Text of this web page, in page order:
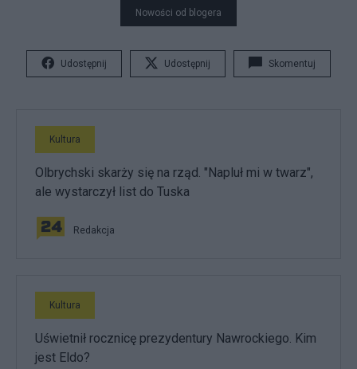
Nowości od blogera
Udostępnij Udostępnij Skomentuj
Kultura
Olbrychski skarży się na rząd. "Napluł mi w twarz",
ale wystarczył list do Tuska
Redakcja
Kultura
Uświetnił rocznicę prezydentury Nawrockiego. Kim
jest Eldo?